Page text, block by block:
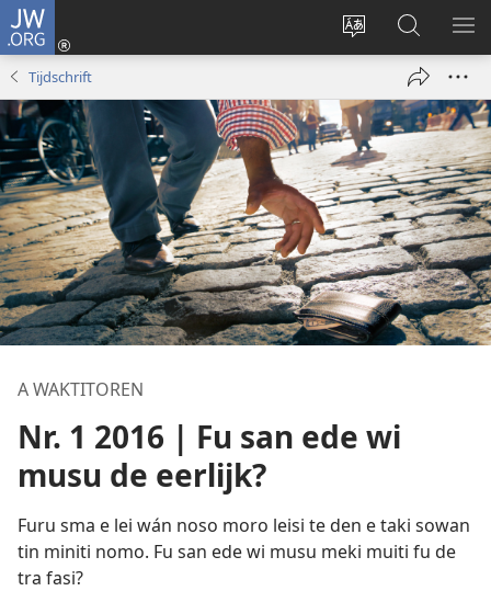
JW.ORG
Kenki
fu
a
site
Log
venster)
Suku
tapu
JW.ORG
Tijdschrift
A WAKTITOREN
Nr. 1 2016 | Fu san ede wi
musu de eerlijk?
Furu sma e lei wán noso moro leisi te den e taki sowan
tin miniti nomo. Fu san ede wi musu meki muiti fu de
tra fasi?